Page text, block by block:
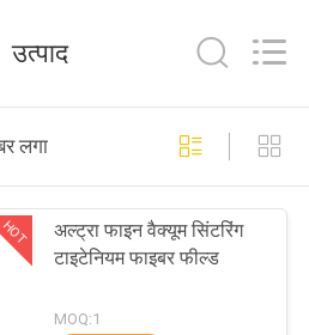
फाइबर
30
उत्पाद
लगा
HOT
अल्ट्रा फाइन वैक्यूम सिंटरिंग
टाइटेनियम फाइबर फील्ड
MOQ:1